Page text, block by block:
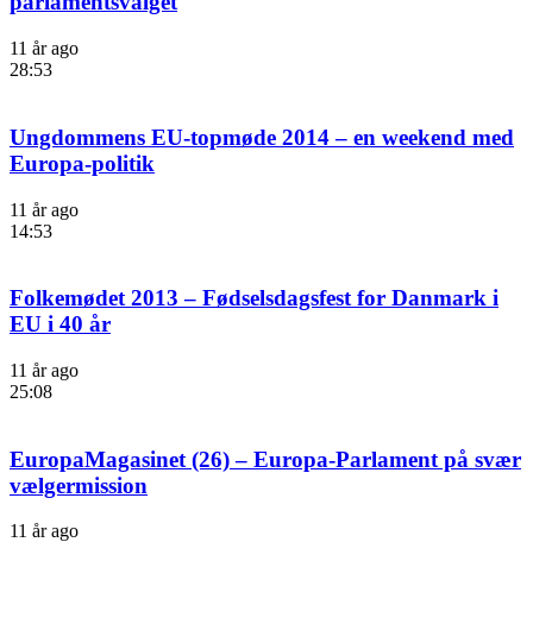
11 år ago
28:53
Ungdommens EU-topmøde 2014 – en weekend med
Europa-politik
11 år ago
14:53
Folkemødet 2013 – Fødselsdagsfest for Danmark i
EU i 40 år
11 år ago
25:08
EuropaMagasinet (26) – Europa-Parlament på svær
vælgermission
11 år ago